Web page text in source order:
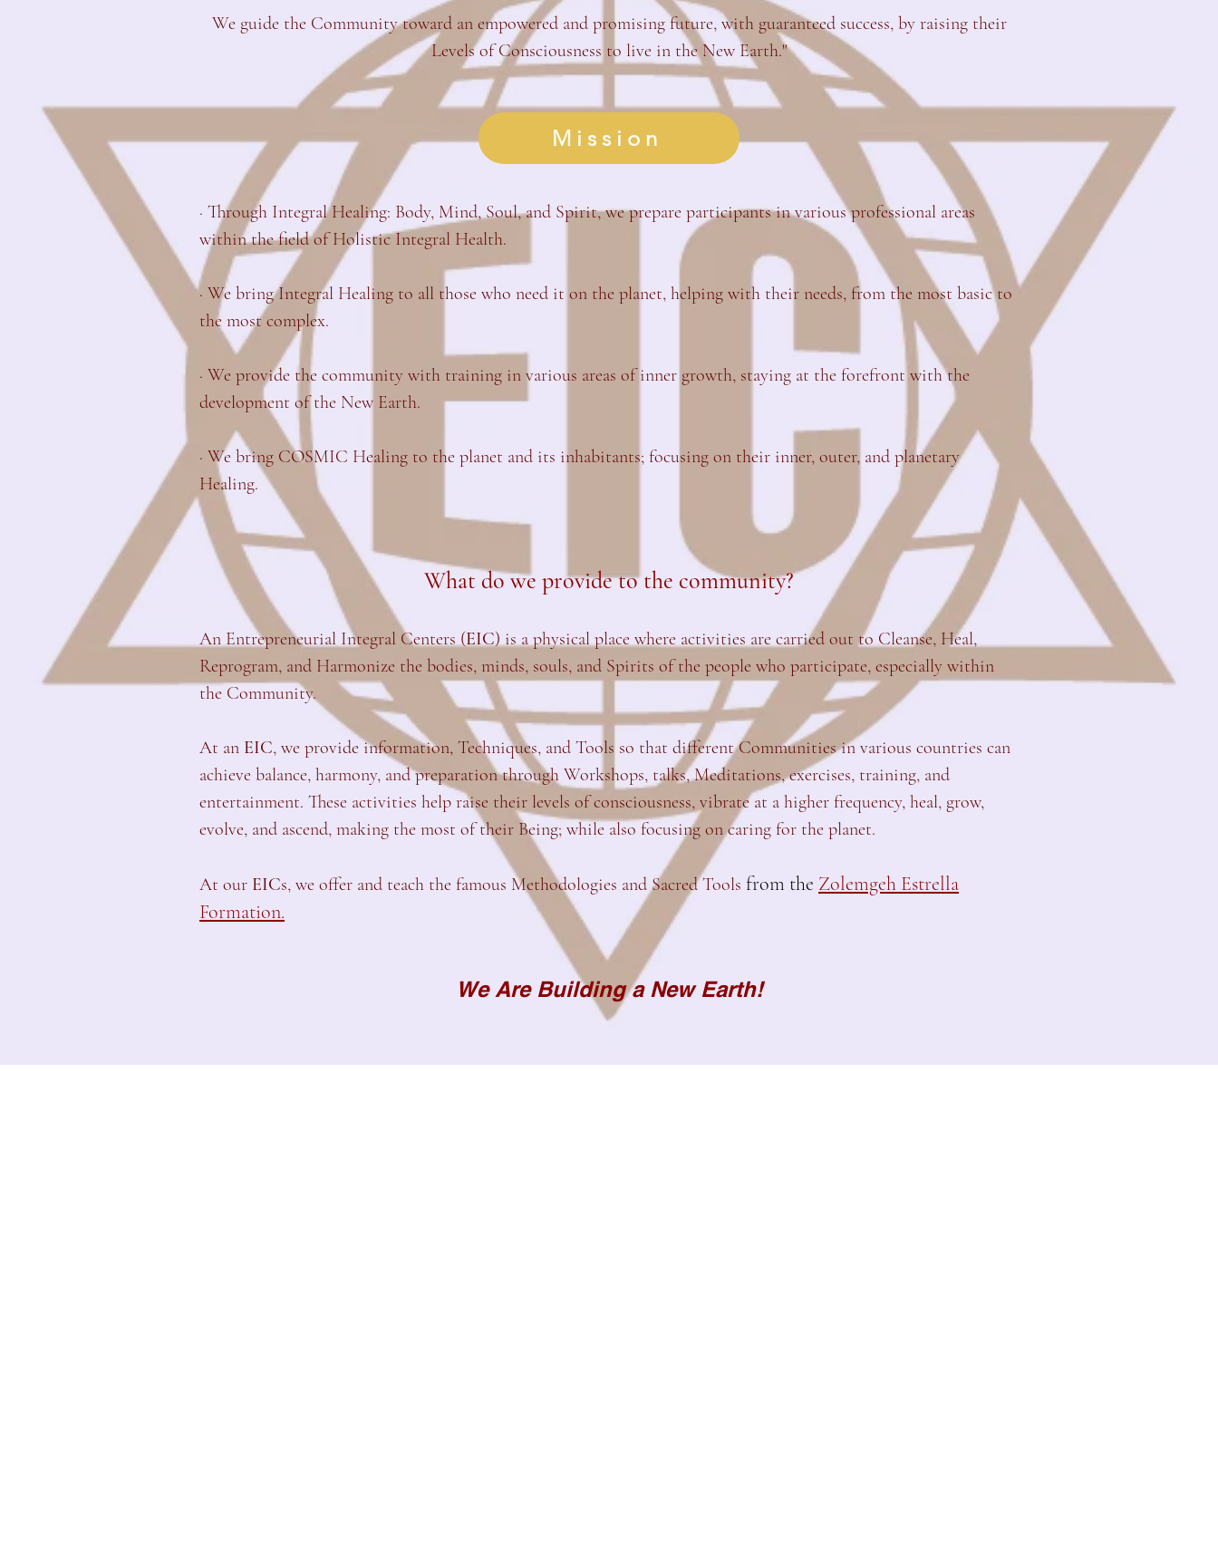
We guide the Community toward an empowered and promising future, with guaranteed success, by raising their
Levels of Consciousness to live in the New Earth."
· Through Integral Healing: Body, Mind, Soul, and Spirit, we prepare participants in various professional areas
within the field of Holistic Integral Health.
· We bring Integral Healing to all those who need it on the planet, helping with their needs, from the most basic to
the most complex.
· We provide the community with training in various areas of inner growth, staying at the forefront with the
development of the New Earth.
· We bring COSMIC Healing to the planet and its inhabitants; focusing on their inner, outer, and planetary
Healing.
What do we provide to the community?
An Entrepreneurial Integral Centers (EIC) is a physical place where activities are carried out to Cleanse, Heal,
Reprogram, and Harmonize the bodies, minds, souls, and Spirits of the people who participate, especially within
the Community.
At an EIC, we provide information, Techniques, and Tools so that different Communities in various countries can
achieve balance, harmony, and preparation through Workshops, talks, Meditations, exercises, training, and
entertainment. These activities help raise their levels of consciousness, vibrate at a higher frequency, heal, grow,
evolve, and ascend, making the most of their Being; while also focusing on caring for the planet.
At our EICs, we offer and teach the famous Methodologies and Sacred Tools from the Zolemgeh Estrella
Formation.
We Are Building a New Earth!
Mission